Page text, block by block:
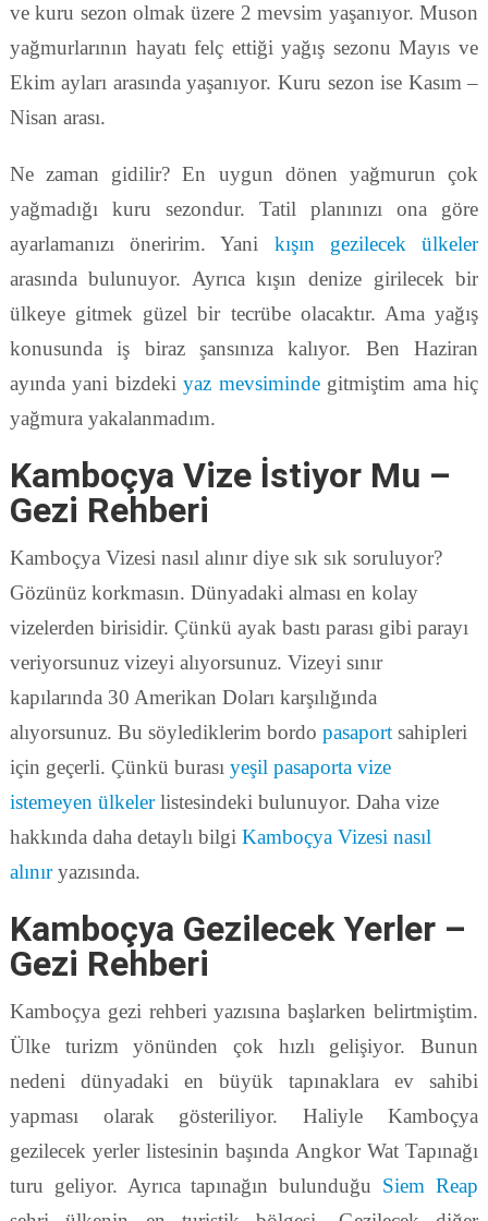
ve kuru sezon olmak üzere 2 mevsim yaşanıyor. Muson
yağmurlarının hayatı felç ettiği yağış sezonu Mayıs ve
Ekim ayları arasında yaşanıyor. Kuru sezon ise Kasım –
Nisan arası.
Ne zaman gidilir? En uygun dönen yağmurun çok
yağmadığı kuru sezondur. Tatil planınızı ona göre
ayarlamanızı öneririm. Yani kışın gezilecek ülkeler
arasında bulunuyor. Ayrıca kışın denize girilecek bir
ülkeye gitmek güzel bir tecrübe olacaktır. Ama yağış
konusunda iş biraz şansınıza kalıyor. Ben Haziran
ayında yani bizdekiyaz mevsimindegitmiştim ama hiç
yağmura yakalanmadım.
Kamboçya Vize İstiyor Mu –
Gezi Rehberi
Kamboçya Vizesi nasıl alınır diye sık sık soruluyor?
Gözünüz korkmasın. Dünyadaki alması en kolay
vizelerden birisidir. Çünkü ayak bastı parası gibi parayı
veriyorsunuz vizeyi alıyorsunuz. Vizeyi sınır
kapılarında 30 Amerikan Doları karşılığında
alıyorsunuz. Bu söylediklerim bordo pasaportsahipleri
için geçerli. Çünkü burası yeşil pasaporta vize
istemeyen ülkelerlistesindeki bulunuyor. Daha vize
hakkında daha detaylı bilgi Kamboçya Vizesi nasıl
alınıryazısında.
Kamboçya Gezilecek Yerler –
Gezi Rehberi
Kamboçya gezi rehberi yazısına başlarken belirtmiştim.
Ülke turizm yönünden çok hızlı gelişiyor. Bunun
nedeni dünyadaki en büyük tapınaklara ev sahibi
yapması olarak gösteriliyor. Haliyle Kamboçya
gezilecek yerler listesinin başında Angkor Wat Tapınağı
turu geliyor. Ayrıca tapınağın bulunduğu Siem Reap